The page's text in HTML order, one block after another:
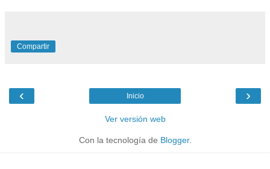
Compartir
‹ ›
Inicio
Ver versión web
Con la tecnología de Blogger.